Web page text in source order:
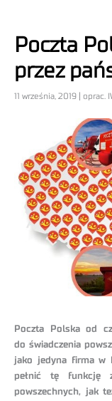
Poczta
przez
11 września, 2019 | oprac.
Poczta Polska od
do świadczenia
jako jedyna firma w
pełnić tę funkcję
powszechnych, jak